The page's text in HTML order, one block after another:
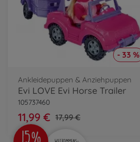
- 33 %
Ankleidepuppen & Anziehpuppen
Evi LOVE Evi Horse Trailer
105737460
11,99 € 17,99 €